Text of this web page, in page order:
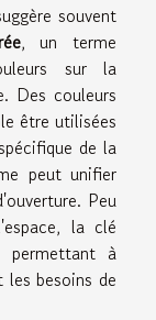
souvent
, un terme
sur la
Des couleurs
être utilisées
de la
peut unifier
Peu
la clé
permettant à
besoins de